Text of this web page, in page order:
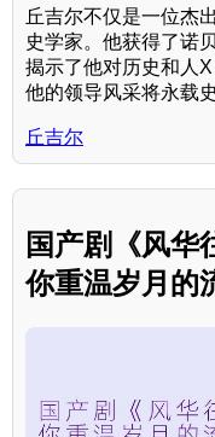
丘吉尔不仅是一位杰
史学家。他获得了诺
揭示了他对历史和人
他的领导风采将永载史
丘吉尔
国产剧《风华
你重温岁月的